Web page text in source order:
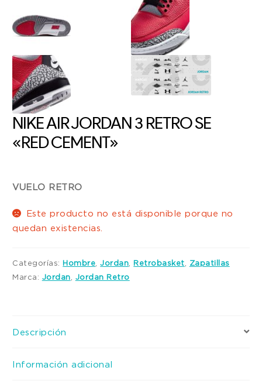
NIKE AIR JORDAN 3 RETRO SE
«RED CEMENT»
VUELO RETRO
Este producto no está disponible porque no
quedan existencias.
Categorías:Hombre ,Jordan ,Retrobasket
Zapatillas
Marca: Jordan Jordan Retro
Descripción
Información adicional